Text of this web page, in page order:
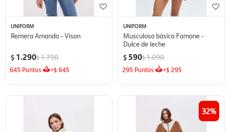
UNIFORM
Remera Amanda - Vison
$ 1.290$1.790
645 Puntos +$645
UNIFORM
Musculosa básica Famone -
Dulce de leche
$ 590$1.090
295 Puntos +$ 295
32